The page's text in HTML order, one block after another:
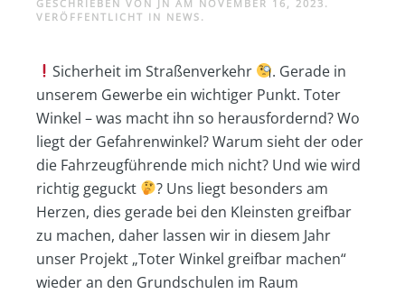
GESCHRIEBEN VON JN AM NOVEMBER 16, 2023 .
VERÖFFENTLICHT IN NEWS .
Sicherheit im Straßenverkehr
. Gerade in
unserem Gewerbe ein wichtiger Punkt. Toter
Winkel – was macht ihn so herausfordernd? Wo
liegt der Gefahrenwinkel? Warum sieht der oder
die Fahrzeugführende mich nicht? Und wie wird
richtig geguckt
? Uns liegt besonders am
Herzen, dies gerade bei den Kleinsten greifbar
zu machen, daher lassen wir in diesem Jahr
unser Projekt „Toter Winkel greifbar machen“
wieder an den Grundschulen im Raum